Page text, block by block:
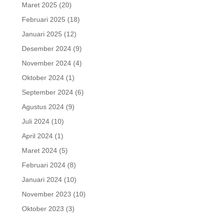
Maret 2025 (20)
Februari 2025 (18)
Januari 2025 (12)
Desember 2024(9)
November 2024(4)
Oktober 2024(1)
September 2024(6)
Agustus 2024(9)
Juli 2024(10)
April 2024(1)
Maret 2024(5)
Februari 2024(8)
Januari 2024(10)
November 2023 (10)
Oktober 2023 (3)